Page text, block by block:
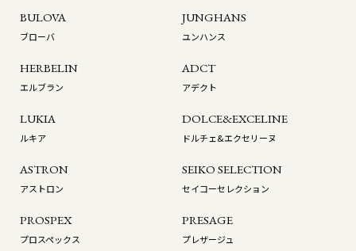
BULOVA
ブローバ
JUNGHANS
ユンハンス
HERBELIN
エルブラン
ADCT
アデクト
LUKIA
ルキア
DOLCE&EXCELINE
ドルチェ&エクセリーヌ
ASTRON
アストロン
SEIKO SELECTION
セイコーセレクション
PROSPEX
プロスペックス
PRESAGE
プレザージュ